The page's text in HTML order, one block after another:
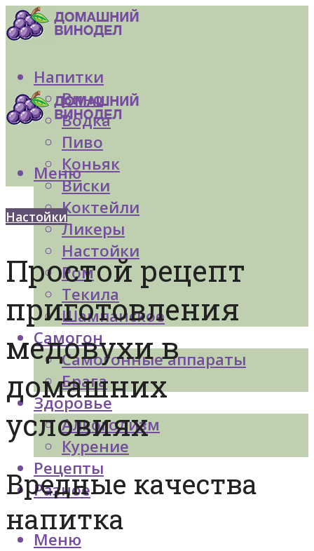
Напитки
Вино
Водка
Пиво
Коньяк
Виски
Коктейли
Ликеры
Настойки
Ром
Текила
Шампанское
Самогон
Самогонные аппараты
Брага
Здоровье
Алкоголизм
Курение
Рецепты
Разное
Меню
Меню
Настойки
Простой рецепт
приготовления
медовухи в
домашних
условиях
Вредные качества
напитка